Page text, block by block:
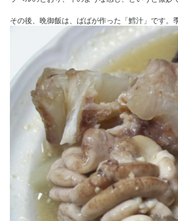
その後、晩御飯は、ばばが作った「鱈汁」です